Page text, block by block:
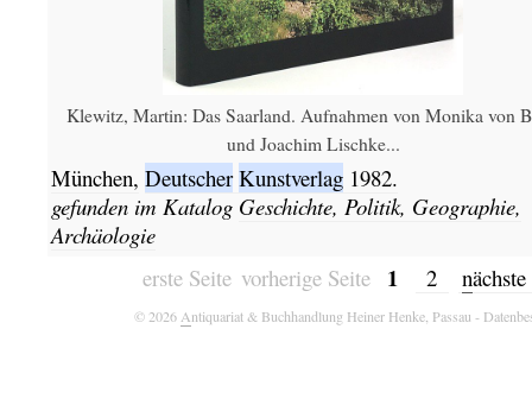
Klewitz, Martin: Das Saarland. Aufnahmen von Monika von
und Joachim Lischke...
München, Deutscher Kunstverlag 1982.
gefunden im Katalog Geschichte, Politik, Geographie,
Archäologie
erste Seite vorherige Seite 1 2 n
© 2026 Antiquariat & Buchhandlung Heiner Henke, Passau -